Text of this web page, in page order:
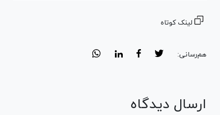
لینک کوتاه
هم‌رسانی:
ارسال دیدگاه